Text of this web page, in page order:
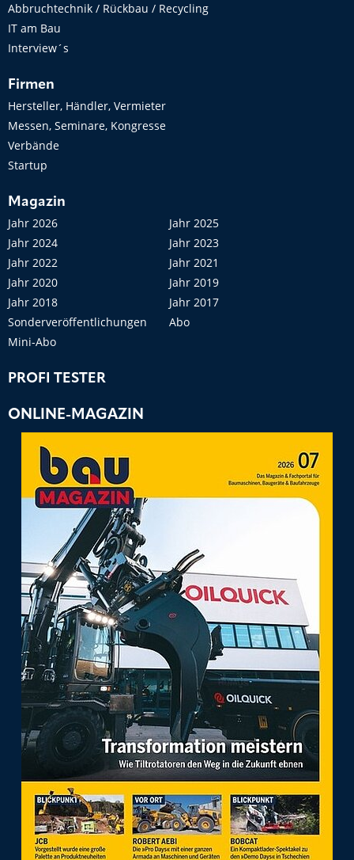
Abbruchtechnik / Rückbau / Recycling
IT am Bau
Interview´s
Firmen
Hersteller, Händler, Vermieter
Messen, Seminare, Kongresse
Verbände
Startup
Magazin
Jahr 2026
Jahr 2025
Jahr 2024
Jahr 2023
Jahr 2022
Jahr 2021
Jahr 2020
Jahr 2019
Jahr 2018
Jahr 2017
Sonderveröffentlichungen
Abo
Mini-Abo
PROFI TESTER
ONLINE-MAGAZIN